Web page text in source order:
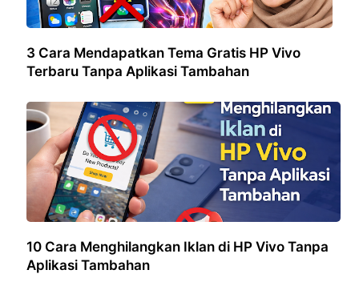
3 Cara Mendapatkan Tema Gratis HP Vivo
Terbaru Tanpa Aplikasi Tambahan
10 Cara Menghilangkan Iklan di HP Vivo Tanpa
Aplikasi Tambahan